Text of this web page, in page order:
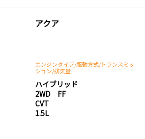
アクア
エンジンタイプ/駆動方式/トランスミッ
ション/排気量
ハイブリッド
2WD FF
CVT
1.5L